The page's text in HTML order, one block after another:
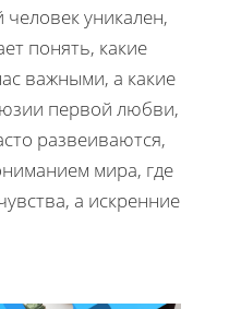
уникален,
понять, какие
важными, а какие
первой любви,
развеиваются,
мира, где
а искренние